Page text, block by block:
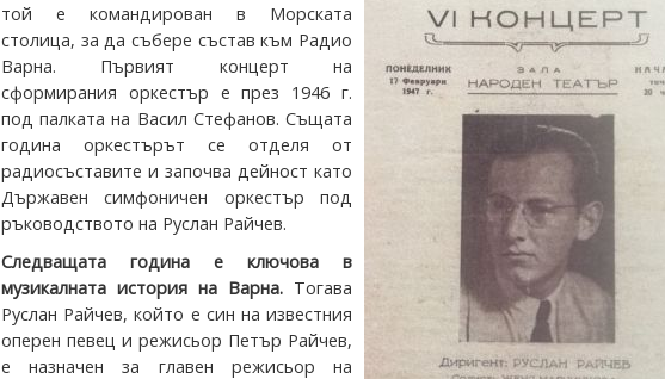
той е командирован в Морската
столица, за да събере състав към Радио
Варна. Първият концерт на
сформирания оркестър е през 1946 г.
под палката на Васил Стефанов. Същата
година оркестърът се отделя от
радиосъставите и започва дейност като
Държавен симфоничен оркестър под
ръководството на Руслан Райчев.
Следващата година е ключова в
музикалната история на Варна. Тогава
Руслан Райчев, който е син на известния
оперен певец и режисьор Петър Райчев,
е назначен за главен режисьор на